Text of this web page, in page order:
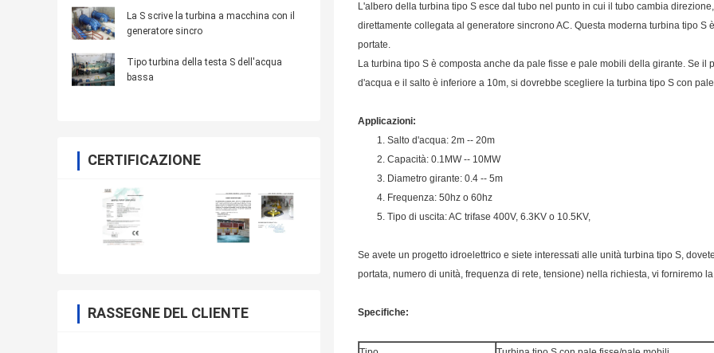
La S scrive la turbina a macchina con il
generatore sincro
Tipo turbina della testa S dell'acqua
bassa
CERTIFICAZIONE
RASSEGNE DEL CLIENTE
L'albero della turbina tipo S esce dal tubo nel punto in cui il tubo cambia
direttamente collegata al generatore sincrono AC. Questa moderna turbina tipo
portate.
La turbina tipo S è composta anche da pale fisse e pale mobili della girante. Se
d'acqua e il salto è inferiore a 10m, si dovrebbe scegliere la turbina tipo S con
Applicazioni:
1. Salto d'acqua: 2m -- 20m
2. Capacità: 0.1MW -- 10MW
3. Diametro girante: 0.4 -- 5m
4. Frequenza: 50hz o 60hz
5. Tipo di uscita: AC trifase 400V, 6.3KV o 10.5KV,
Se avete un progetto idroelettrico e siete interessati alle unità turbina tipo S,
portata, numero di unità, frequenza di rete, tensione) nella richiesta, vi forniremo
Specifiche: